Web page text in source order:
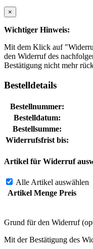
×
Wichtiger Hinweis:
Mit dem Klick auf
den Widerruf des
Bestätigung nicht mehr
Bestelldetails
Bestellnummer:
Bestelldatum:
Bestellsumme:
Widerrufsfrist bis:
Artikel für Widerruf
Alle Artikel auswählen
Artikel Menge Preis
Grund für den Widerruf
Mit der Bestätigung des